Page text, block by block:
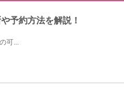
予約方法を解説！
可...